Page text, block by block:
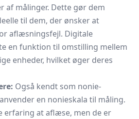
målinger. Dette gør dem
til dem, der ønsker at
aflæsningsfejl. Digitale
en funktion til omstilling mellem
enheder, hvilket øger deres
Også kendt som nonie-
en nonieskala til måling.
erfaring at aflæse, men de er